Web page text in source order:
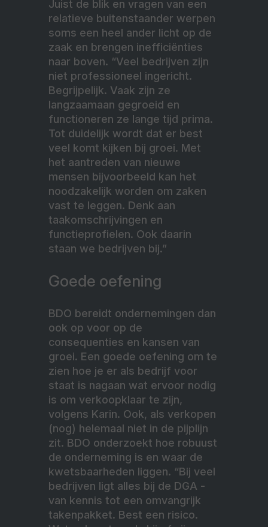
Juist de blik en vragen van een
relatieve buitenstaander werpen
soms een heel ander licht op de
zaak en brengen inefficiënties
naar boven. “Veel bedrijven zijn
niet professioneel ingericht.
Begrijpelijk. Vaak zijn ze
langzaamaan gegroeid en
functioneren ze lange tijd prima.
Tot duidelijk wordt dat er best
veel komt kijken bij groei. Met
het aantreden van nieuwe
mensen bijvoorbeeld kan het
noodzakelijk worden om zaken
vast te leggen. Denk aan
taakomschrijvingen en
functieprofielen. Ook daarin
staan we bedrijven bij.”
Goede oefening
BDO bereidt ondernemingen dan
ook op voor op de
consequenties en kansen van
groei. Een goede oefening om te
zien hoe je er als bedrijf voor
staat is nagaan wat ervoor nodig
is om verkoopklaar te zijn,
volgens Karin. Ook, als verkopen
(nog) helemaal niet in de pijplijn
zit. BDO onderzoekt hoe robuust
de onderneming is en waar de
kwetsbaarheden liggen. “Bij veel
bedrijven ligt alles bij de DGA -
van kennis tot een omvangrijk
takenpakket. Best een risico.